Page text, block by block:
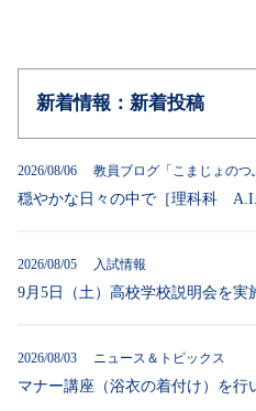
新着情報：新着投稿
2026/08/06 教員ブログ「こまじょのつ
穏やかな日々の中で［理科科 A.I.
2026/08/05 入試情報
9月5日（土）高校学校説明会を実
2026/08/03 ニュース＆トピックス
マナー講座（浴衣の着付け）を行